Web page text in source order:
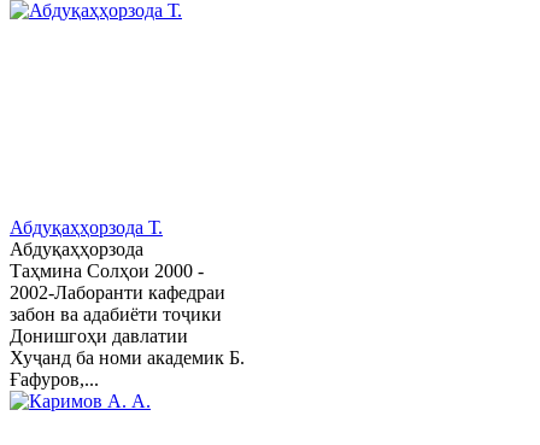
Абдуқаҳҳорзода Т.
Абдуқаҳҳорзода
Таҳмина Солҳои 2000 -
2002-Лаборанти кафедраи
забон ва адабиёти тоҷики
Донишгоҳи давлатии
Хуҷанд ба номи академик Б.
Ғафуров,...